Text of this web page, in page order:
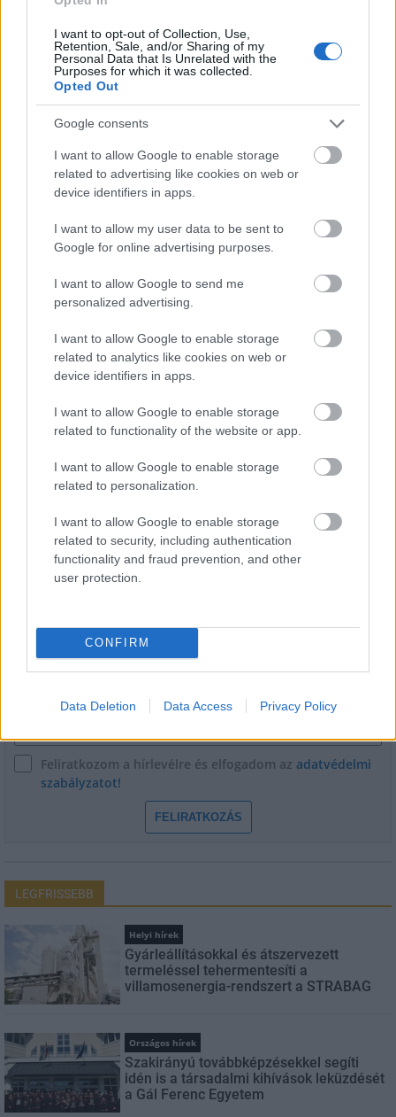
I want to opt-out of Collection, Use,
Retention, Sale, and/or Sharing of my
Personal Data that Is Unrelated with the
Purposes for which it was collected.
Opted Out
Google consents
I want to allow Google to enable storage
related to advertising like cookies on web or
device identifiers in apps.
I want to allow my user data to be sent to
Google for online advertising purposes.
I want to allow Google to send me
personalized advertising.
I want to allow Google to enable storage
related to analytics like cookies on web or
device identifiers in apps.
I want to allow Google to enable storage
related to functionality of the website or app.
I want to allow Google to enable storage
related to personalization.
I want to allow Google to enable storage
related to security, including authentication
functionality and fraud prevention, and other
user protection.
CONFIRM
Data Deletion Data Access Privacy Policy
Harmonia Albensis: négy nyári koncerttel tölti meg
Székesfehérvár templomait
Ezzel a beruházással a Székesfehérvár-Balaton vasúti
szakasz is szintet lép
E-mail cím
Feliratkozom a hírlevélre és elfogadom az adatvédelmi
szabályzatot!
FELIRATKOZÁS
LEGFRISSEBB
Helyi hírek
Gyárleállításokkal és átszervezett
termeléssel tehermentesíti a
villamosenergia-rendszert a STRABAG
Országos hírek
Szakirányú továbbképzésekkel segíti
idén is a társadalmi kihívások leküzdését
a Gál Ferenc Egyetem